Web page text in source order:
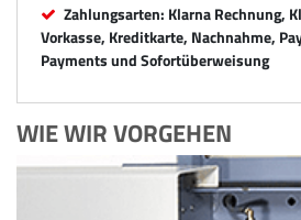
Zahlungsarten: Klarna Rechnung,
Vorkasse, Kreditkarte, Nachnahme,
Payments und Sofortüberweisung
WIE WIR VORGEHEN